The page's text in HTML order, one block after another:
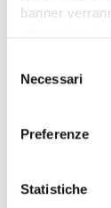
banner
alla
Per
https://
https://
delNecessari
Preferenze
Statistiche
VAI AL
Questa